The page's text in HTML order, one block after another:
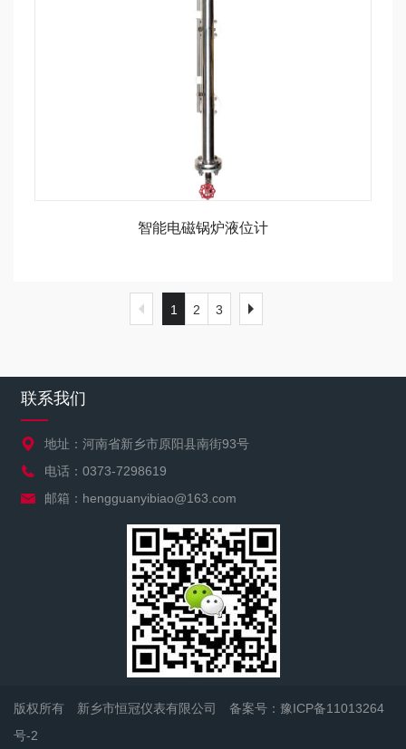
智能电磁锅炉液位计
1 2 3
联系我们
地址：河南省新乡市原阳县南街93号
电话：0373-7298619
邮箱：hengguanyibiao@163.com
版权所有 新乡市恒冠仪表有限公司 备案号：豫ICP备11013264
号-2